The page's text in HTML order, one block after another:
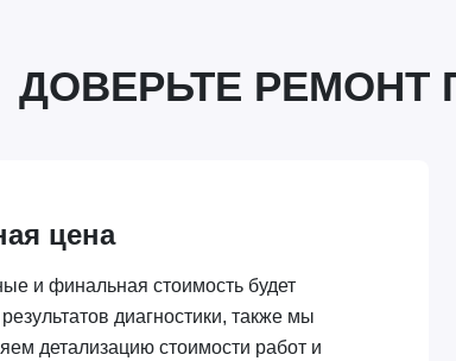
ДОВЕРЬТЕ
цена
и финальная стоимость будет
диагностики, также мы
детализацию стоимости работ и